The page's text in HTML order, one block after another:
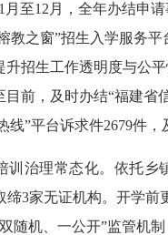
至12月，全年办结申
教之窗”招生入学服务
招生工作透明度与公平
前，及时办结“福建
线”平台诉求件2679件，
训治理常态化。依托乡
3家无证机构。开学
随机、一公开”监管机